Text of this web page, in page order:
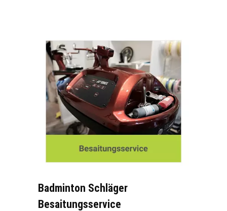
Badminton Schläger
Besaitungsservice